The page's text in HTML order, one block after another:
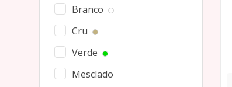
Branco
Cru
Verde
Mesclado